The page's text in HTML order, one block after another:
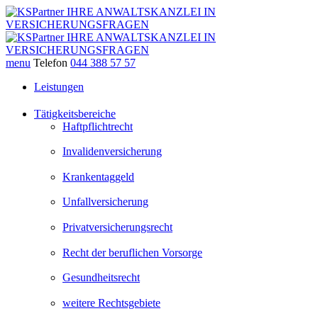
menu Telefon 044 388 57 57
Leistungen
Tätigkeitsbereiche
Haftpflichtrecht
Invalidenversicherung
Krankentaggeld
Unfallversicherung
Privatversicherungsrecht
Recht der beruflichen Vorsorge
Gesundheitsrecht
weitere Rechtsgebiete